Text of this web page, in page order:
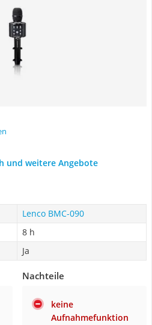
und weitere Angebote
Lenco BMC-090
8 h
Ja
Nachteile
keine
Aufnahmefunktion